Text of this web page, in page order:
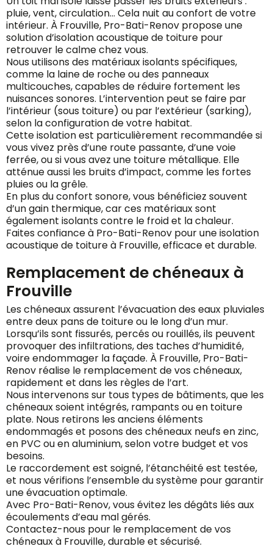
pluie, vent, circulation… Cela nuit au confort de votre
intérieur. À Frouville, Pro-Bati-Renov propose une
solution d’isolation acoustique de toiture pour
retrouver le calme chez vous.
Nous utilisons des matériaux isolants spécifiques,
comme la laine de roche ou des panneaux
multicouches, capables de réduire fortement les
nuisances sonores. L’intervention peut se faire par
l’intérieur (sous toiture) ou par l’extérieur (sarking),
selon la configuration de votre habitat.
Cette isolation est particulièrement recommandée si
vous vivez près d’une route passante, d’une voie
ferrée, ou si vous avez une toiture métallique. Elle
atténue aussi les bruits d’impact, comme les fortes
pluies ou la grêle.
En plus du confort sonore, vous bénéficiez souvent
d’un gain thermique, car ces matériaux sont
également isolants contre le froid et la chaleur.
Faites confiance à Pro-Bati-Renov pour une isolation
acoustique de toiture à Frouville, efficace et durable.
Remplacement de chéneaux à
Frouville
Les chéneaux assurent l’évacuation des eaux pluviales
entre deux pans de toiture ou le long d’un mur.
Lorsqu’ils sont fissurés, percés ou rouillés, ils peuvent
provoquer des infiltrations, des taches d’humidité,
voire endommager la façade. À Frouville, Pro-Bati-
Renov réalise le remplacement de vos chéneaux,
rapidement et dans les règles de l’art.
Nous intervenons sur tous types de bâtiments, que les
chéneaux soient intégrés, rampants ou en toiture
plate. Nous retirons les anciens éléments
endommagés et posons des chéneaux neufs en zinc,
en PVC ou en aluminium, selon votre budget et vos
besoins.
Le raccordement est soigné, l’étanchéité est testée,
et nous vérifions l’ensemble du système pour garantir
une évacuation optimale.
Avec Pro-Bati-Renov, vous évitez les dégâts liés aux
écoulements d’eau mal gérés.
Contactez-nous pour le remplacement de vos
chéneaux à Frouville, durable et sécurisé.